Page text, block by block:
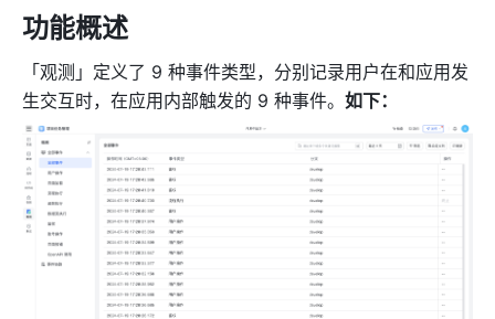
功能概述
「观测」定义了 9 种事件类型，分别记录用户在和应用发
生交互时，在应用内部触发的 9 种事件。 如下：